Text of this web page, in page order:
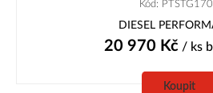
Kód:
DIESEL
20 970 Kč/ ks
Koupit